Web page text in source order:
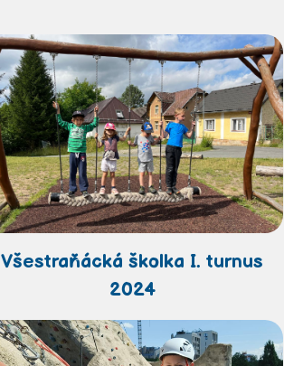
Všestraňácká školka I. turnus
2024